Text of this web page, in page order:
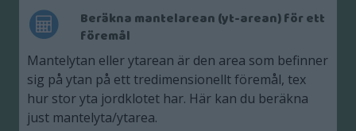
Beräkna mantelarean (yt-arean) för ett
föremål
Mantelytan eller ytarean är den area som befinner
sig på ytan på ett tredimensionellt föremål, tex
hur stor yta jordklotet har. Här kan du beräkna
just mantelyta/ytarea.